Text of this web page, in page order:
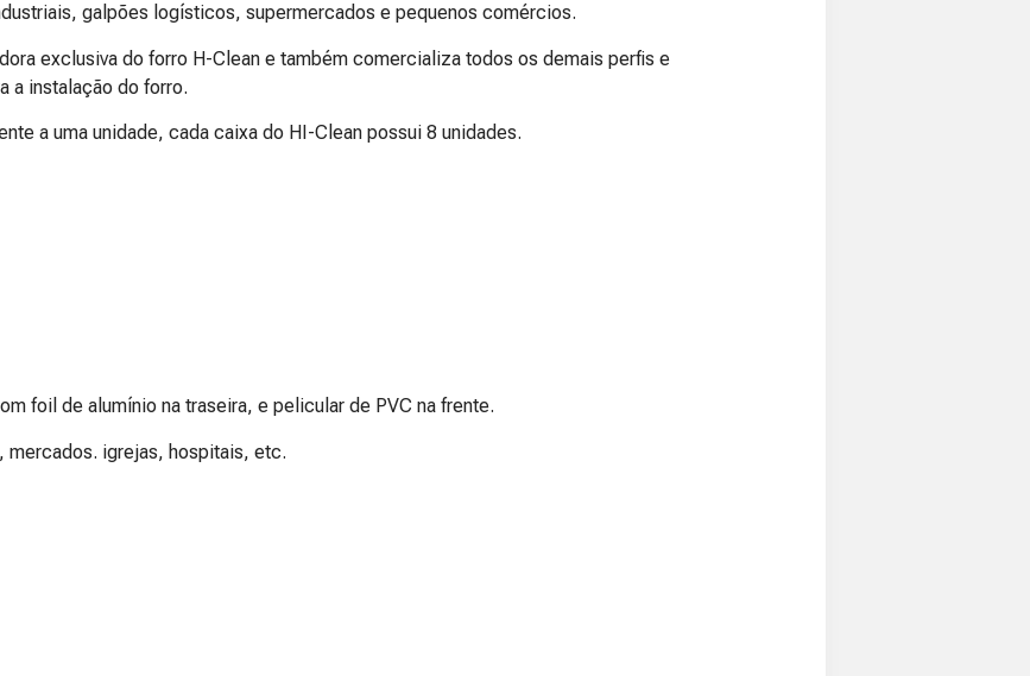
galpões logísticos, supermercados e pequenos comércios.
exclusiva do forro H-Clean e também comercializa todos os demais perfis e
a instalação do forro.
a uma unidade, cada caixa do HI-Clean possui 8 unidades.
foil de alumínio na traseira, e pelicular de PVC na frente.
igrejas, hospitais, etc.